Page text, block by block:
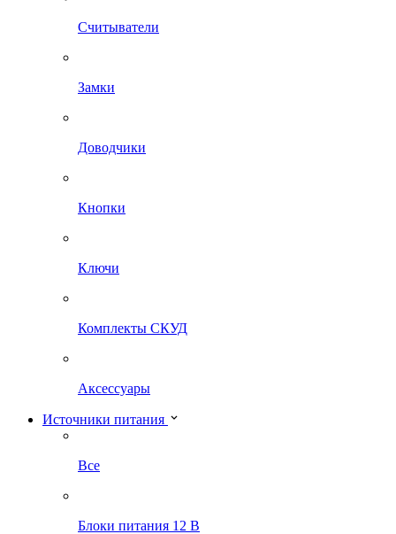
Считыватели
Замки
Доводчики
Кнопки
Ключи
Комплекты СКУД
Аксессуары
Источники питания
Все
Блоки питания 12 В